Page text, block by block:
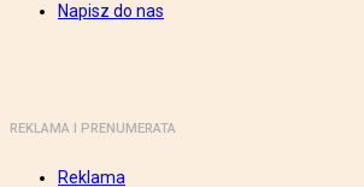
Napisz do nas
REKLAMA I PRENUMERATA
Reklama